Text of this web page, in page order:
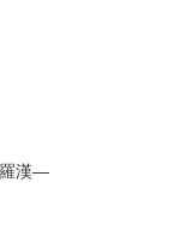
羅漢―